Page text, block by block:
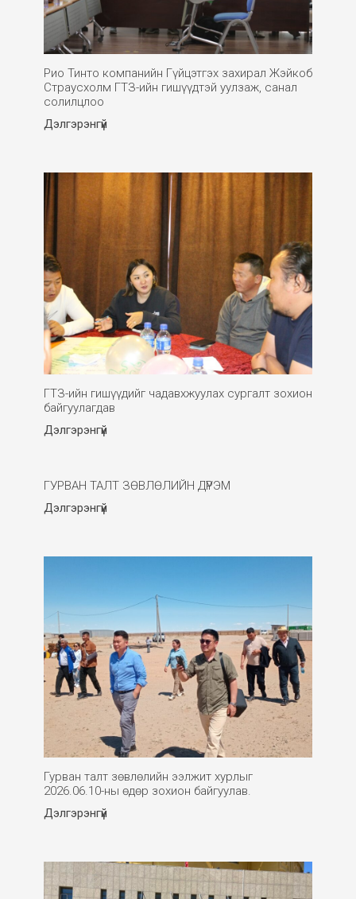
Рио Тинто компанийн Гүйцэтгэх захирал Жэйкоб
Страусхолм ГТЗ-ийн гишүүдтэй уулзаж, санал
солилцлоо
Дэлгэрэнгүй
ГТЗ-ийн гишүүдийг чадавхжуулах сургалт зохион
байгуулагдав
Дэлгэрэнгүй
ГУРВАН ТАЛТ ЗӨВЛӨЛИЙН ДҮРЭМ
Дэлгэрэнгүй
Гурван талт зөвлөлийн ээлжит хурлыг
2026.06.10-ны өдөр зохион байгуулав.
Дэлгэрэнгүй